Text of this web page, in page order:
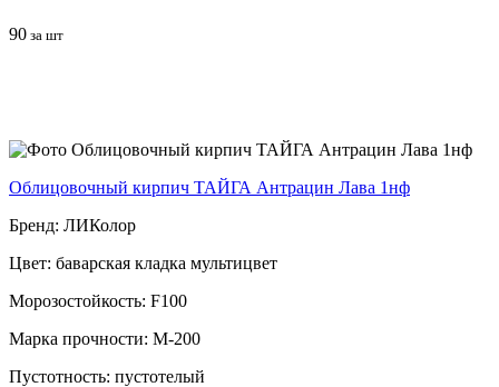
90 за шт
Облицовочный кирпич ТАЙГА Антрацин Лава 1нф
Бренд: ЛИКолор
Цвет: баварская кладка мультицвет
Морозостойкость: F100
Марка прочности: М-200
Пустотность: пустотелый